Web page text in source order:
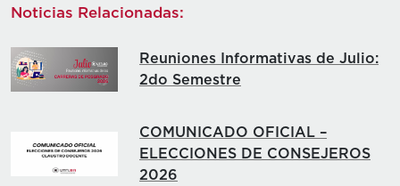
Noticias Relacionadas:
Reuniones Informativas de Julio:
2do Semestre
COMUNICADO OFICIAL –
ELECCIONES DE CONSEJEROS
2026